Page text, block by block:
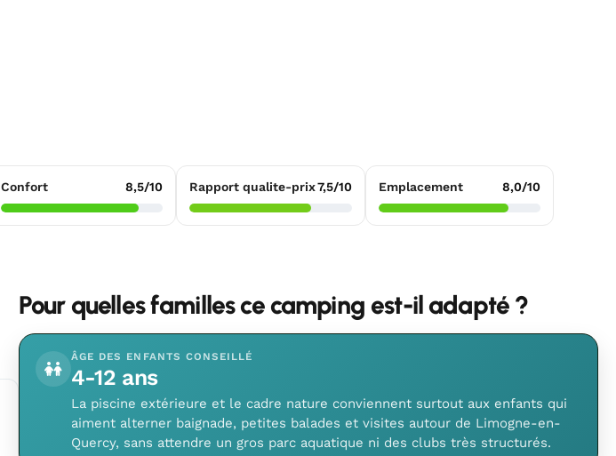
Confort 8,5/10 Rapport qualite-prix7,5/10 Emplacement 8,0/10
Pour quelles familles ce camping est-il adapté ?
ÂGE DES ENFANTS CONSEILLÉ
4-12 ans
La piscine extérieure et le cadre nature conviennent surtout aux enfants qui
aiment alterner baignade, petites balades et visites autour de Limogne-en-
Quercy, sans attendre un gros parc aquatique ni des clubs très structurés.